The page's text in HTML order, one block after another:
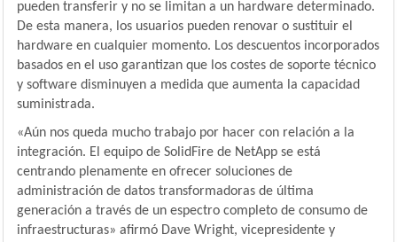
pueden transferir y no se limitan a un hardware determinado.
De esta manera, los usuarios pueden renovar o sustituir el
hardware en cualquier momento. Los descuentos incorporados
basados en el uso garantizan que los costes de soporte técnico
y software disminuyen a medida que aumenta la capacidad
suministrada.
«Aún nos queda mucho trabajo por hacer con relación a la
integración. El equipo de SolidFire de NetApp se está
centrando plenamente en ofrecer soluciones de
administración de datos transformadoras de última
generación a través de un espectro completo de consumo de
infraestructuras» afirmó Dave Wright, vicepresidente y